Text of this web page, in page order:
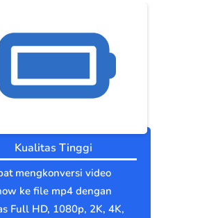
Kualitas Tinggi
mengkonversi video
ke file mp4 dengan
Full HD, 1080p, 2K, 4K,